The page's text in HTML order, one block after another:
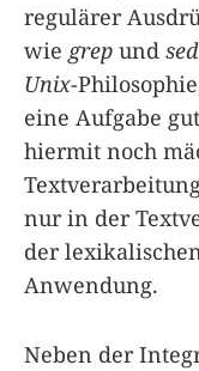
regulärer
wie grep und sed
Unix-
eine Aufgabe
hiermit noch
nur in der
der
Anwendung.
Neben der